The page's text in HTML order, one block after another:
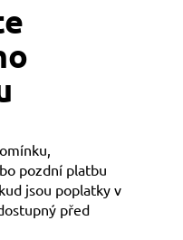
pozdní platbu
jsou poplatky v
před